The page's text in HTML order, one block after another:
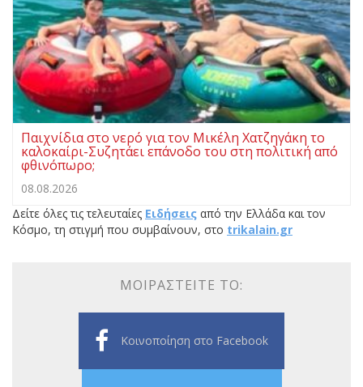
Παιχνίδια στο νερό για τον Μικέλη Χατζηγάκη το
καλοκαίρι-Συζητάει επάνοδο του στη πολιτική από
φθινόπωρο;
08.08.2026
Δείτε όλες τις τελευταίες Ειδήσεις από την Ελλάδα και τον
Κόσμο, τη στιγμή που συμβαίνουν, στο trikalain.gr
ΜΟΙΡΑΣΤΕΊΤΕ ΤΟ:
Κοινοποίηση στο Facebook